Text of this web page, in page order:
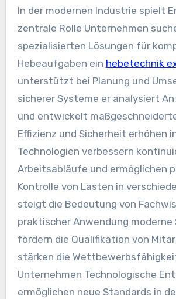
In der modernen Industrie spielt
zentrale Rolle Unternehmen
spezialisierten Lösungen für
Hebeaufgaben ein hebetechnik
unterstützt bei Planung und
sicherer Systeme er analysiert
und entwickelt
Effizienz und Sicherheit erhöhen
Technologien verbessern
Arbeitsabläufe und ermöglichen
Kontrolle von Lasten in
steigt die Bedeutung von
praktischer Anwendung moderne
fördern die Qualifikation von
stärken die
Unternehmen Technologische
ermöglichen neue Standards in